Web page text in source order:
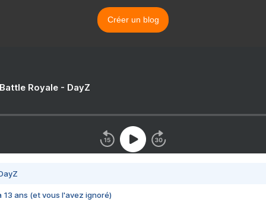
Créer un blog
Royale - DayZ
13 ans (et vous l'avez ignoré)